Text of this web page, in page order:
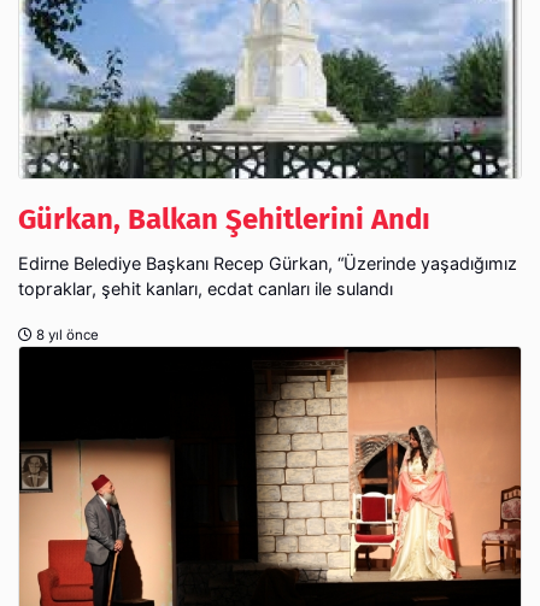
Gürkan, Balkan Şehitlerini Andı
Edirne Belediye Başkanı Recep Gürkan, “Üzerinde yaşadığımız
topraklar, şehit kanları, ecdat canları ile sulandı
8 yıl önce